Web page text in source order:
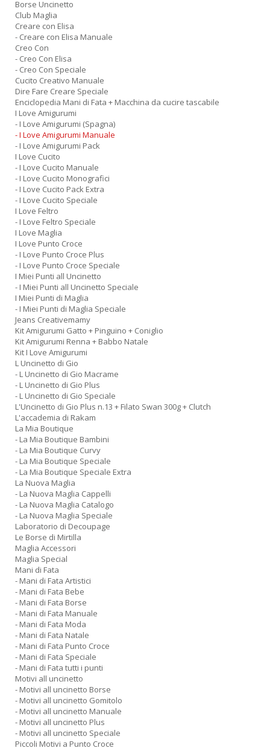
Borse Uncinetto
Club Maglia
Creare con Elisa
- Creare con Elisa Manuale
Creo Con
- Creo Con Elisa
- Creo Con Speciale
Cucito Creativo Manuale
Dire Fare Creare Speciale
Enciclopedia Mani di Fata + Macchina da cucire tascabile
I Love Amigurumi
- I Love Amigurumi (Spagna)
- I Love Amigurumi Manuale
- I Love Amigurumi Pack
I Love Cucito
- I Love Cucito Manuale
- I Love Cucito Monografici
- I Love Cucito Pack Extra
- I Love Cucito Speciale
I Love Feltro
- I Love Feltro Speciale
I Love Maglia
I Love Punto Croce
- I Love Punto Croce Plus
- I Love Punto Croce Speciale
I Miei Punti all Uncinetto
- I Miei Punti all Uncinetto Speciale
I Miei Punti di Maglia
- I Miei Punti di Maglia Speciale
Jeans Creativemamy
Kit Amigurumi Gatto + Pinguino + Coniglio
Kit Amigurumi Renna + Babbo Natale
Kit I Love Amigurumi
L Uncinetto di Gio
- L Uncinetto di Gio Macrame
- L Uncinetto di Gio Plus
- L Uncinetto di Gio Speciale
L'Uncinetto di Gio Plus n.13 + Filato Swan 300g + Clutch
L'accademia di Rakam
La Mia Boutique
- La Mia Boutique Bambini
- La Mia Boutique Curvy
- La Mia Boutique Speciale
- La Mia Boutique Speciale Extra
La Nuova Maglia
- La Nuova Maglia Cappelli
- La Nuova Maglia Catalogo
- La Nuova Maglia Speciale
Laboratorio di Decoupage
Le Borse di Mirtilla
Maglia Accessori
Maglia Special
Mani di Fata
- Mani di Fata Artistici
- Mani di Fata Bebe
- Mani di Fata Borse
- Mani di Fata Manuale
- Mani di Fata Moda
- Mani di Fata Natale
- Mani di Fata Punto Croce
- Mani di Fata Speciale
- Mani di Fata tutti i punti
Motivi all uncinetto
- Motivi all uncinetto Borse
- Motivi all uncinetto Gomitolo
- Motivi all uncinetto Manuale
- Motivi all uncinetto Plus
- Motivi all uncinetto Speciale
Piccoli Motivi a Punto Croce